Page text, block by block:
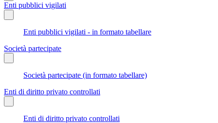
Enti pubblici vigilati
Enti pubblici vigilati - in formato tabellare
Società partecipate
Società partecipate (in formato tabellare)
Enti di diritto privato controllati
Enti di diritto privato controllati